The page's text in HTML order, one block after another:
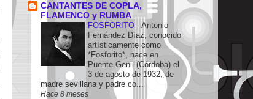
CANTANTES DE COPLA,
FLAMENCO y RUMBA
FOSFORITO - Antonio
Fernández Díaz, conocido
artísticamente como
*Fosforito*, nace en
Puente Genil (Córdoba) el
3 de agosto de 1932, de
madre sevillana y padre co...
Hace 8 meses